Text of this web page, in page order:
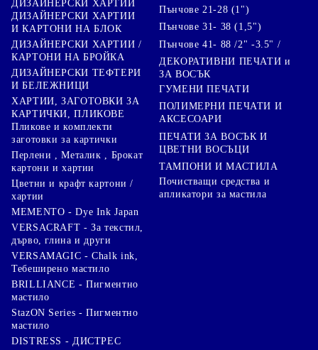
ДИЗАЙНЕРСКИ ХАРТИИ
ДИЗАЙНЕРСКИ ХАРТИИ
И КАРТОНИ НА БЛОК
ДИЗАЙНЕРСКИ ХАРТИИ /
КАРТОНИ НА БРОЙКА
ДИЗАЙНЕРСКИ ТЕФТЕРИ
И БЕЛЕЖНИЦИ
ХАРТИИ, ЗАГОТОВКИ ЗА
КАРТИЧКИ, ПЛИКОВЕ
Пликове и комплекти
заготовки за картички
Перлени , Металик , Брокат
картони и хартии
Цветни и крафт картони /
хартии
Пънчове 21-28 (1")
Пънчове 31- 38 (1,5")
Пънчове 41- 88 /2" -3.5" /
ДЕКОРАТИВНИ ПЕЧАТИ и
ЗА ВОСЪК
ГУМЕНИ ПЕЧАТИ
ПОЛИМЕРНИ ПЕЧАТИ И
АКСЕСОАРИ
ПЕЧАТИ ЗА ВОСЪК И
ЦВЕТНИ ВОСЪЦИ
ТАМПОНИ И МАСТИЛА
Почистващи средства и
апликатори за мастила
MEMENTO - Dye Ink Japan
VERSACRAFT - За текстил,
дърво, глина и други
VERSAMAGIC - Chalk ink,
Тебеширено мастило
BRILLIANCE - Пигментно
мастило
StazON Series - Пигментно
мастило
DISTRESS - ДИСТРЕС